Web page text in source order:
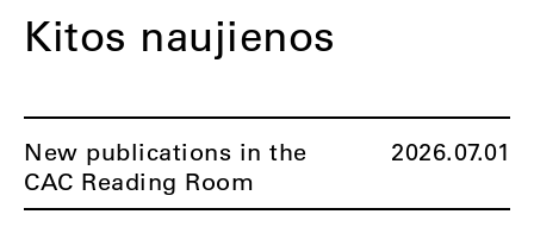
Kitos naujienos
New publications in the
CAC Reading Room
2026.07.01